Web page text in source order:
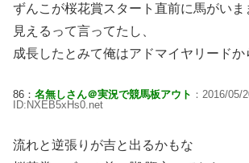
ずんこが桜花賞スタート直前に馬がいま
見えるって言ってたし、
成長したとみて俺はアドマイヤリードか
86： 名無しさん＠実況で競馬板アウト ：2016/05/
ID:NXEB5xHs0.net
流れと逆張りが吉と出るかもな